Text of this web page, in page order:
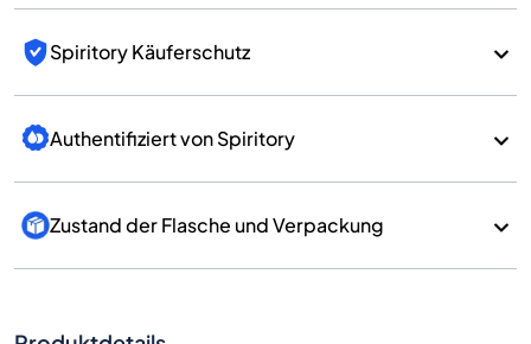
Spiritory Käuferschutz
Authentifiziert von Spiritory
Zustand der Flasche und Verpackung